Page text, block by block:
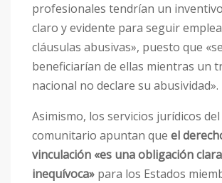
profesionales tendrían un
claro y evidente para seguir
cláusulas abusivas», puesto que «se
beneficiarían de ellas mientras un
nacional no declare su abusividad».
Asimismo, los servicios jurídicos
comunitario apuntan que el
vinculación «es una obligación
inequívoca» para los Estados